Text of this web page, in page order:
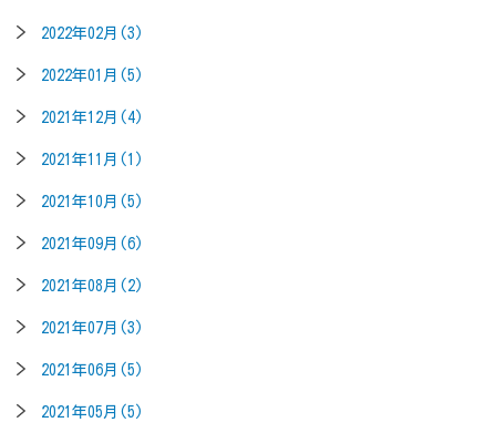
2022年02月(3)
2022年01月(5)
2021年12月(4)
2021年11月(1)
2021年10月(5)
2021年09月(6)
2021年08月(2)
2021年07月(3)
2021年06月(5)
2021年05月(5)